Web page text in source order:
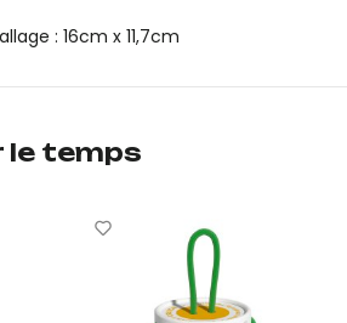
: 16cm x 11,7cm
rapide, doux et lavables (24
rapide, doux et lavables (24
le temps